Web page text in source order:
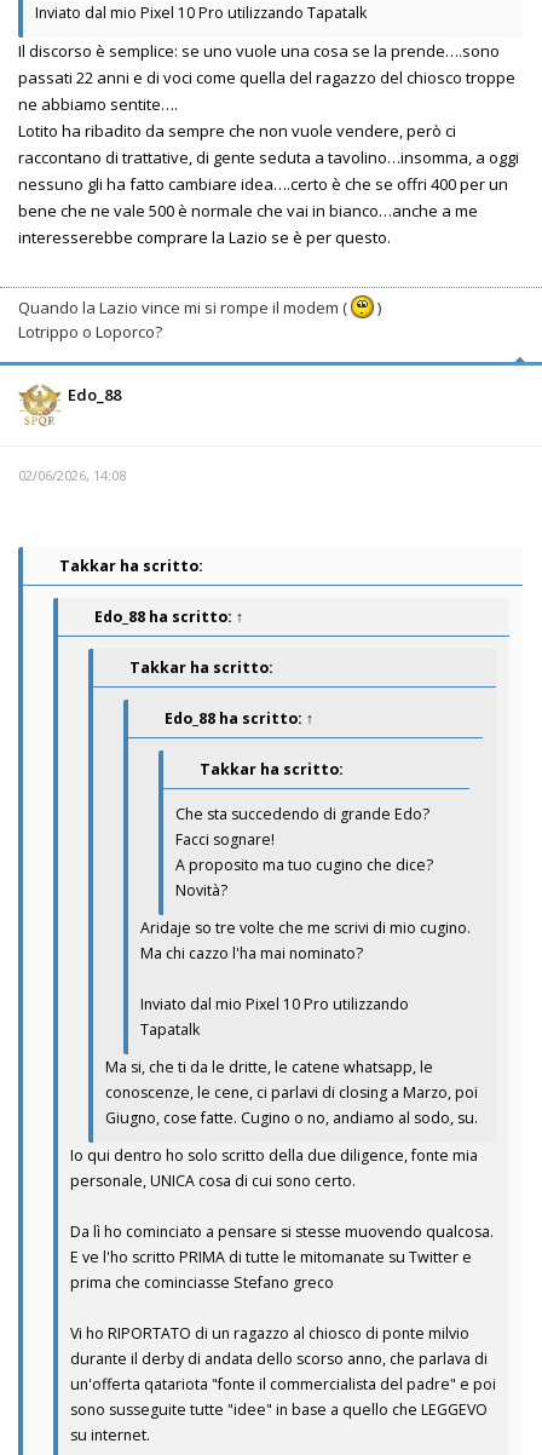
Inviato dal mio Pixel 10 Pro utilizzando Tapatalk
Il discorso è semplice: se uno vuole una cosa se la prende….sono
passati 22 anni e di voci come quella del ragazzo del chiosco troppe
ne abbiamo sentite….
Lotito ha ribadito da sempre che non vuole vendere, però ci
raccontano di trattative, di gente seduta a tavolino…insomma, a oggi
nessuno gli ha fatto cambiare idea….certo è che se offri 400 per un
bene che ne vale 500 è normale che vai in bianco…anche a me
interesserebbe comprare la Lazio se è per questo.
Quando la Lazio vince mi si rompe il modem (
)
Lotrippo o Loporco?
Edo_88
02/06/2026, 14:08
Takkar ha scritto:
Edo_88 ha scritto: ↑
Takkar ha scritto:
Edo_88 ha scritto: ↑
Takkar ha scritto:
Che sta succedendo di grande Edo?
Facci sognare!
A proposito ma tuo cugino che dice?
Novità?
Aridaje so tre volte che me scrivi di mio cugino.
Ma chi cazzo l'ha mai nominato?
Inviato dal mio Pixel 10 Pro utilizzando
Tapatalk
Ma si, che ti da le dritte, le catene whatsapp, le
conoscenze, le cene, ci parlavi di closing a Marzo, poi
Giugno, cose fatte. Cugino o no, andiamo al sodo, su.
Io qui dentro ho solo scritto della due diligence, fonte mia
personale, UNICA cosa di cui sono certo.
Da lì ho cominciato a pensare si stesse muovendo qualcosa.
E ve l'ho scritto PRIMA di tutte le mitomanate su Twitter e
prima che cominciasse Stefano greco
Vi ho RIPORTATO di un ragazzo al chiosco di ponte milvio
durante il derby di andata dello scorso anno, che parlava di
un'offerta qatariota "fonte il commercialista del padre" e poi
sono susseguite tutte "idee" in base a quello che LEGGEVO
su internet.